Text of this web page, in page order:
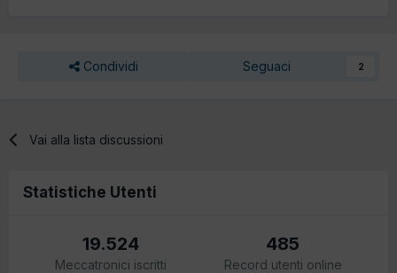
Condividi Seguaci 2
Vai alla lista discussioni
Statistiche Utenti
19.524
Meccatronici iscritti
485
Record utenti online